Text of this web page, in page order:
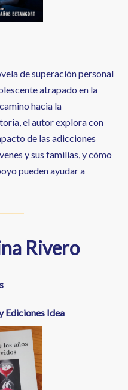
de superación personal
atrapado en la
hacia la
el autor explora con
de las adicciones
y sus familias, y cómo
pueden ayudar a
Rivero
Ediciones Idea